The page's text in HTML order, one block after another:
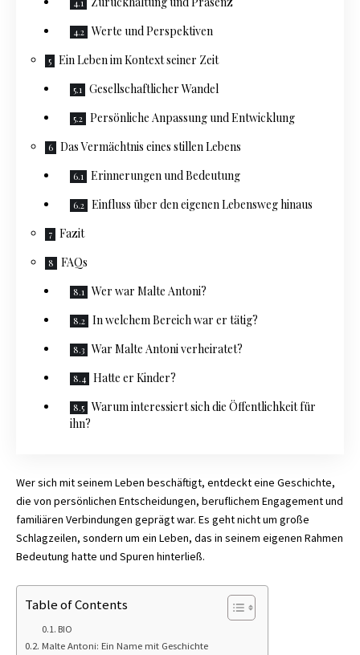
Werte und Perspektiven
Ein Leben im Kontext seiner Zeit
Gesellschaftlicher Wandel
Persönliche Anpassung und Entwicklung
Das Vermächtnis eines stillen Lebens
Erinnerungen und Bedeutung
Einfluss über den eigenen Lebensweg hinaus
Fazit
FAQs
Wer war Malte Antoni?
In welchem Bereich war er tätig?
War Malte Antoni verheiratet?
Hatte er Kinder?
Warum interessiert sich die Öffentlichkeit für
ihn?
Wer sich mit seinem Leben beschäftigt, entdeckt eine Geschichte,
die von persönlichen Entscheidungen, beruflichem Engagement und
familiären Verbindungen geprägt war. Es geht nicht um große
Schlagzeilen, sondern um ein Leben, das in seinem eigenen Rahmen
Bedeutung hatte und Spuren hinterließ.
Table of Contents
BIO
Malte Antoni: Ein Name mit Geschichte